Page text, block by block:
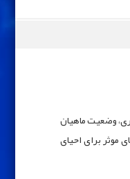
وضعیت ماهیان
موثر برای احیای